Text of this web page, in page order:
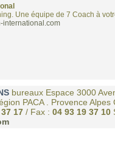
Une équipe de 7 Coach à
international.com
bureaux Espace 3000
PACA . Provence
17 / Fax : 04 93 19 37 10